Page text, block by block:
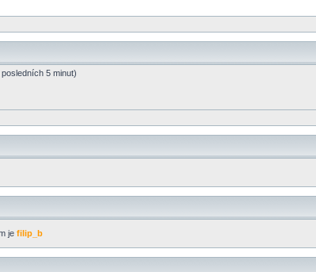
5 minut)
je filip_b